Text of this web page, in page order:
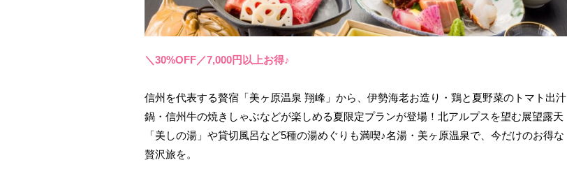
＼30%OFF／7,000円以上お得♪
信州を代表する贅宿「美ヶ原温泉 翔峰」から、伊勢海老お造り・鶏と夏野菜のトマト出汁
鍋・信州牛の焼きしゃぶなどが楽しめる夏限定プランが登場！北アルプスを望む展望露天
「美しの湯」や貸切風呂など5種の湯めぐりも満喫♪名湯・美ヶ原温泉で、今だけのお得な
贅沢旅を。